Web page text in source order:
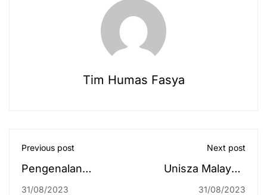
Tim Humas Fasya
Previous post
Pengenalan
Budaya Akademik
31/08/2023
Next post
Unisza Malaysia
Jalin Kerja Sama
31/08/2023